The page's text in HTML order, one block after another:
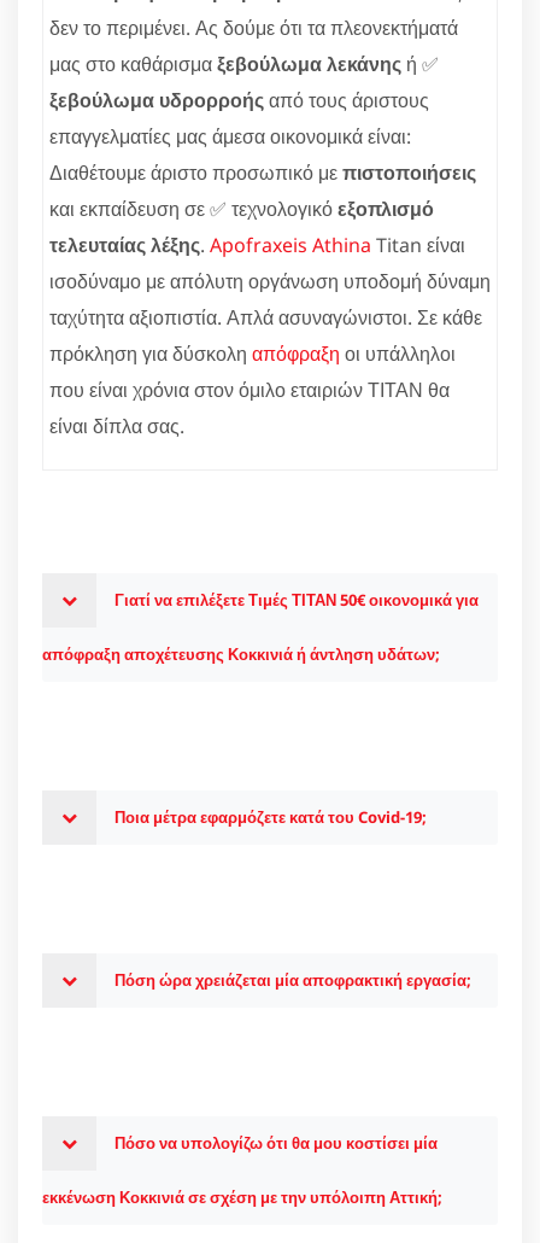
δεν το περιμένει. Ας δούμε ότι τα πλεονεκτήματά
μας στο καθάρισμαξεβούλωμα λεκάνης ή ✅
ξεβούλωμα υδρορροήςαπό τους άριστους
επαγγελματίες μας άμεσα οικονομικά είναι:
Διαθέτουμε άριστο προσωπικό μεπιστοποιήσεις
και εκπαίδευση σε ✅ τεχνολογικόεξοπλισμό
τελευταίας λέξης. Apofraxeis Athina Titan είναι
ισοδύναμο με απόλυτη οργάνωση υποδομή δύναμη
ταχύτητα αξιοπιστία. Απλά ασυναγώνιστοι. Σε κάθε
πρόκληση για δύσκολη απόφραξη οι υπάλληλοι
που είναι χρόνια στον όμιλο εταιριών ΤΙΤΑΝ θα
είναι δίπλα σας.
Γιατί να επιλέξετε Τιμές ΤΙΤΑΝ 50€ οικονομικά για
απόφραξη αποχέτευσης Κοκκινιά ή άντληση υδάτων;
Ποια μέτρα εφαρμόζετε κατά του Covid-19;
Πόση ώρα χρειάζεται μία αποφρακτική εργασία;
Πόσο να υπολογίζω ότι θα μου κοστίσει μία
εκκένωση Κοκκινιά σε σχέση με την υπόλοιπη Αττική;